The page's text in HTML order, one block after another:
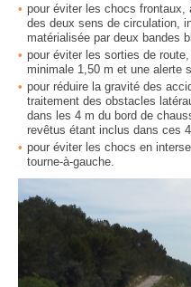
pour éviter les chocs frontaux,
des deux sens de circulation,
matérialisée par deux bandes
pour éviter les sorties de
minimale 1,50 m et une alerte
pour réduire la gravité des
traitement des obstacles
dans les 4 m du bord de
revêtus étant inclus dans ces 4
pour éviter les chocs en
tourne-à-gauche.